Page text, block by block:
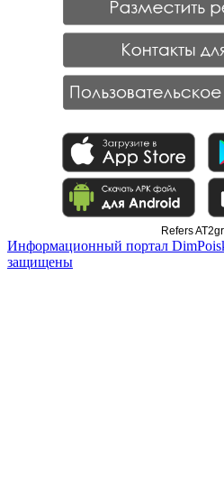
Refers
Информационный портал
защищены